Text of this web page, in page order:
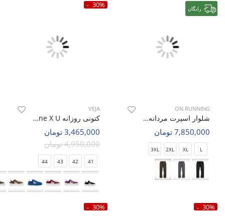
رایگان
ON RUNNING
شلوار اسپرت مردانه آن رانینگ Easy Flex M
7,850,000 تومان
L
XL
2XL
3XL
30%
VEJA
کتونی روزانه Unisex VEJA Veja One X U
3,465,000 تومان
4,950,000 تومان
41
42
43
44
30%
30%